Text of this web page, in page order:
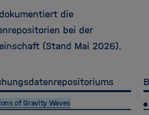
die
bei der
(Stand Mai 2026).
of Gravity Waves